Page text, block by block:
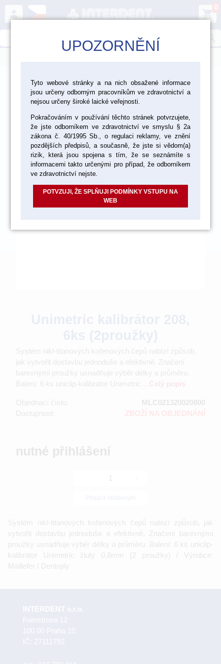
person shopping_cart
0
> Ordinace > Endodoncie >
Endodontické nástroje Maillefer - Dentsply Sirona
Systém nikl-titanových kořenových čepů nabízí způsob,
jak vytvořit dostavbu jednoduše a efektivně. Značení
barevnými proužky usnadňuje výběr délky a průměru.
Balení: 6 ks uniclip-kalibrátor Unimetric ...
Objednací číslo:
MLC021320020800
Dostupnost:
ZBOŽÍ NA OBJEDNÁNÍ
nutné přihlášení
Systém nikl-titanových kořenových čepů nabízí způsob, jak
vytvořit dostavbu jednoduše a efektivně. Značení barevnými
proužky usnadňuje výběr délky a průměru. Balení: 6 ks uniclip-
kalibrátor Unimetric žlutý 0,8mm (2 proužky) / Výrobce:
Maillefer / Dentsply
UPOZORNĚNÍ
Tyto webové stránky a na nich obsažené informace
jsou určeny odborným pracovníkům ve zdravotnictví a
nejsou určeny široké laické veřejnosti.
Pokračováním v používání těchto stránek potvrzujete,
že jste odborníkem ve zdravotnictví ve smyslu § 2a
zákona č. 40/1995 Sb., o regulaci reklamy, ve znění
pozdějších předpisů, a současně, že jste si vědom(a)
rizik, která jsou spojena s tím, že se seznámíte s
informacemi takto určenými pro případ, že odborníkem
ve zdravotnictví nejste.
POTVZUJI, ŽE SPLŇUJI PODMÍNKY VSTUPU NA
WEB